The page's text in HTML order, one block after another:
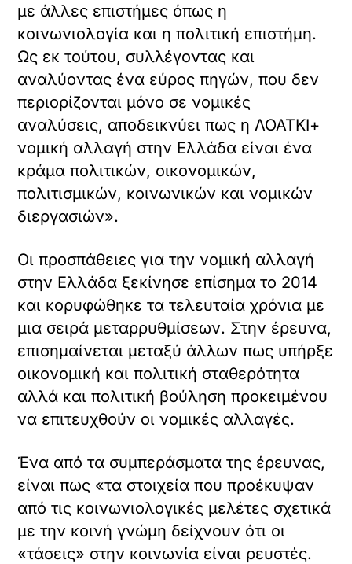
με άλλες επιστήμες όπως η
κοινωνιολογία και η πολιτική επιστήμη.
Ως εκ τούτου, συλλέγοντας και
αναλύοντας ένα εύρος πηγών, που δεν
περιορίζονται μόνο σε νομικές
αναλύσεις, αποδεικνύει πως η ΛΟΑΤΚΙ+
νομική αλλαγή στην Ελλάδα είναι ένα
κράμα πολιτικών, οικονομικών,
πολιτισμικών, κοινωνικών και νομικών
διεργασιών».
Οι προσπάθειες για την νομική αλλαγή
στην Ελλάδα ξεκίνησε επίσημα το 2014
και κορυφώθηκε τα τελευταία χρόνια με
μια σειρά μεταρρυθμίσεων. Στην έρευνα,
επισημαίνεται μεταξύ άλλων πως υπήρξε
οικονομική και πολιτική σταθερότητα
αλλά και πολιτική βούληση προκειμένου
να επιτευχθούν οι νομικές αλλαγές.
Ένα από τα συμπεράσματα της έρευνας,
είναι πως «τα στοιχεία που προέκυψαν
από τις κοινωνιολογικές μελέτες σχετικά
με την κοινή γνώμη δείχνουν ότι οι
«τάσεις» στην κοινωνία είναι ρευστές.